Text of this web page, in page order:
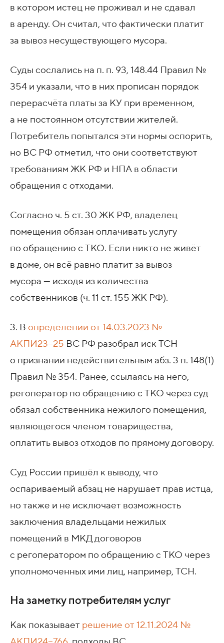
в котором истец не проживал и не сдавал
в аренду. Он считал, что фактически платит
за вывоз несуществующего мусора.
Суды сослались на п. п. 93, 148.44 Правил №
354 и указали, что в них прописан порядок
перерасчёта платы за КУ при временном,
а не постоянном отсутствии жителей.
Потребитель попытался эти нормы оспорить,
но ВС РФ отметил, что они соответствуют
требованиям ЖК РФ и НПА в области
обращения с отходами.
Согласно ч. 5 ст. 30 ЖК РФ, владелец
помещения обязан оплачивать услугу
по обращению с ТКО. Если никто не живёт
в доме, он всё равно платит за вывоз
мусора — исходя из количества
собственников (ч. 11 ст. 155 ЖК РФ).
3. В определении от 14.03.2023 №
АКПИ23−25 ВС РФ разобрал иск ТСН
о признании недействительным абз. 3 п. 148(1)
Правил № 354. Ранее, ссылаясь на него,
регоператор по обращению с ТКО через суд
обязал собственника нежилого помещения,
являющегося членом товарищества,
оплатить вывоз отходов по прямому договору.
Суд России пришёл к выводу, что
оспариваемый абзац не нарушает прав истца,
но также и не исключает возможность
заключения владельцами нежилых
помещений в МКД договоров
с регоператором по обращению с ТКО через
уполномоченных ими лиц, например, ТСН.
На заметку потребителям услуг
Как показывает решение от 12.11.2024 №